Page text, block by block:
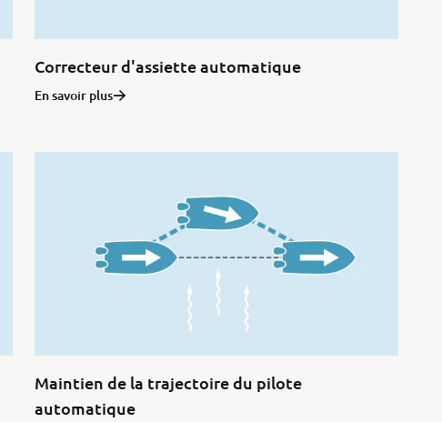
Correcteur d'assiette automatique
En savoir plus
Maintien de la trajectoire du pilote
automatique